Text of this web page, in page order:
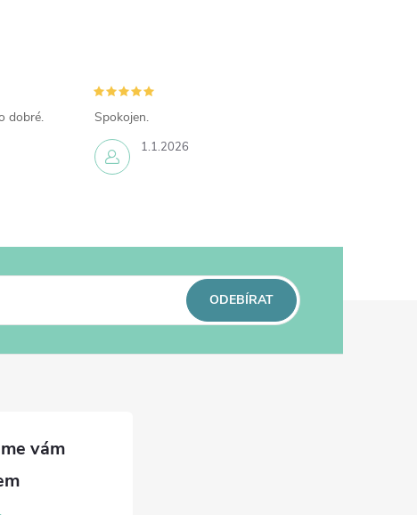
dobré.
1.1.2026
Spokojen.
ODEBÍRAT